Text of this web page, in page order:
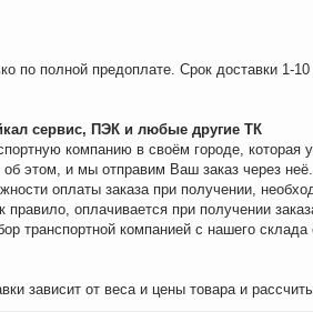
по полной предоплате. Срок доставки 1-
сервис, ПЭК и любые другие ТК
компанию в своём городе,
этом, и мы отправим Ваш заказ через
оплаты заказа при получении,
правило, оплачивается при получении
транспортной компанией с нашего
зависит от веса и цены товара и